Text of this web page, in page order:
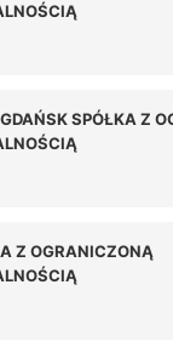
SPÓŁKA Z
Z OGRANICZONĄ